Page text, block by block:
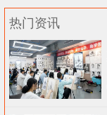
热门资讯